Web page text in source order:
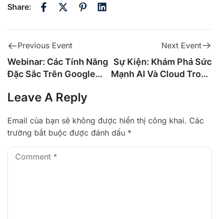
Share:
Previous Event
Webinar: Các Tính Năng
Đặc Sắc Trên Google
Next Event
Sự Kiện: Khám Phá Sức
Mạnh AI Và Cloud Trong
Leave A Reply
Email của bạn sẽ không được hiển thị công khai. Các
trường bắt buộc được đánh dấu *